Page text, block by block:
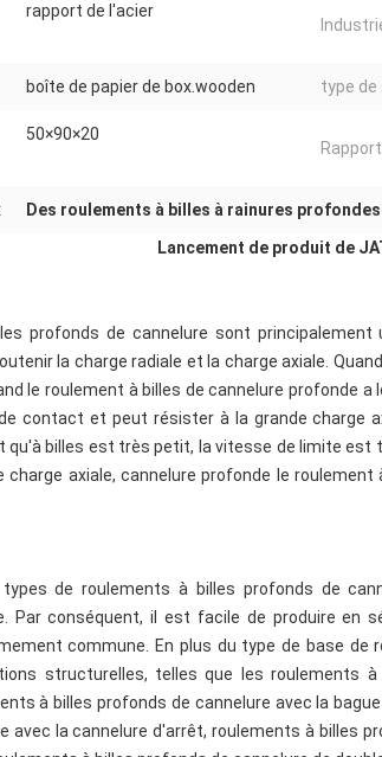
rapport de l'acier
boîte de papier de box.wooden type de
50×90×20
Des roulements à billes à rainures profondes
Lancement de produit de
profonds de cannelure sont
la charge radiale et la charge axiale.
le roulement à billes de cannelure profonde a
contact et peut résister à la grande charge
qu'à billes est très petit, la vitesse de limite
charge axiale, cannelure profonde le
de roulements à billes profonds de
Par conséquent, il est facile de produire en
commune. En plus du type de base de
structurelles, telles que les roulements
à billes profonds de cannelure avec la
avec la cannelure d'arrêt, roulements à billes